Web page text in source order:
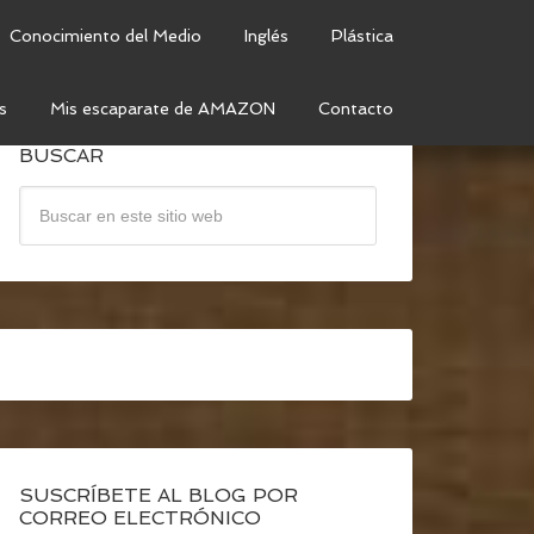
Conocimiento del Medio Inglés Plástica
Mis escaparate de AMAZON Contacto
BUSCAR
SUSCRÍBETE AL BLOG POR
CORREO ELECTRÓNICO